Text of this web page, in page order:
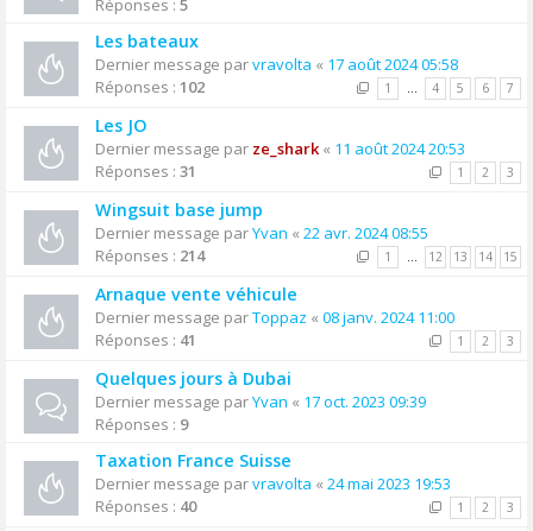
Réponses : 5
Les bateaux
Dernier message parvravolta « 17 août 2024 05:58
Réponses : 102 1 … 4 5 6 7
Les JO
Dernier message par ze_shark« 11 août 2024 20:53
Réponses : 31 1 2 3
Wingsuit base jump
Dernier message parYvan « 22 avr. 2024 08:55
Réponses : 214 1 … 12 13 14 15
Arnaque vente véhicule
Dernier message parToppaz « 08 janv. 2024 11:00
Réponses : 41 1 2 3
Quelques jours à Dubai
Dernier message parYvan « 17 oct. 2023 09:39
Réponses : 9
Taxation France Suisse
Dernier message parvravolta « 24 mai 2023 19:53
Réponses : 40 1 2 3